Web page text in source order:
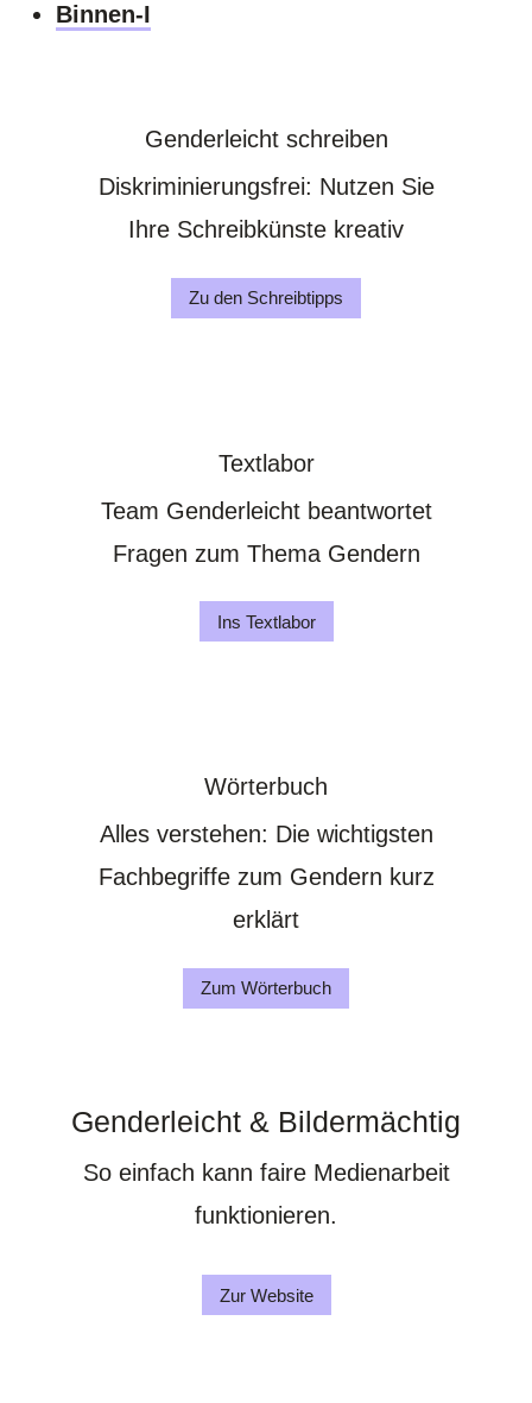
Binnen-I
Genderleicht schreiben
Diskriminierungsfrei: Nutzen Sie
Ihre Schreibkünste kreativ
Zu den Schreibtipps
Textlabor
Team Genderleicht beantwortet
Fragen zum Thema Gendern
Ins Textlabor
Wörterbuch
Alles verstehen: Die wichtigsten
Fachbegriffe zum Gendern kurz
erklärt
Zum Wörterbuch
Genderleicht & Bildermächtig
So einfach kann faire Medienarbeit
funktionieren.
Zur Website